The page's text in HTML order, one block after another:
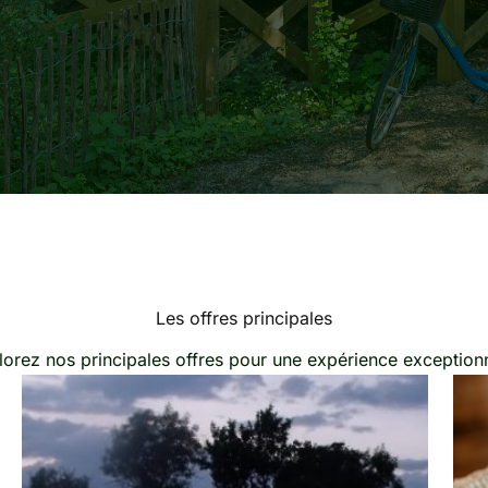
Les offres principales
nos principales offres pour une expérience